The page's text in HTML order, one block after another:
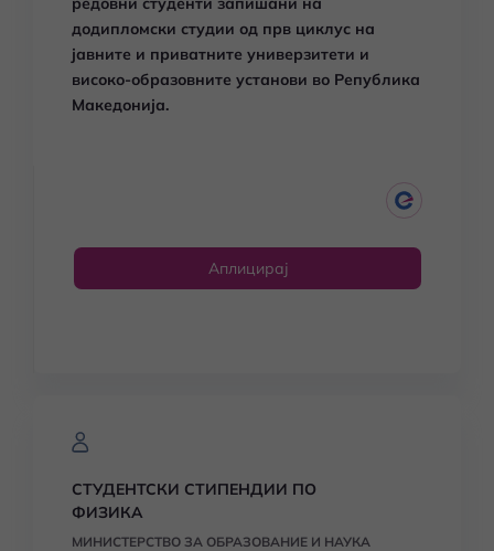
додипломски студии од прв циклус на
јавните и приватните универзитети и
високо-образовните установи во Република
Македонија.
Аплицирај
СТУДЕНТСКИ СТИПЕНДИИ ПО
ФИЗИКА
МИНИСТЕРСТВО ЗА ОБРАЗОВАНИЕ И НАУКА